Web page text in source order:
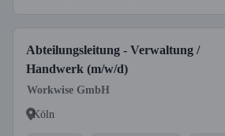
Abteilungsleitung - Verwaltung /
Handwerk (m/w/d)
Workwise GmbH
Köln